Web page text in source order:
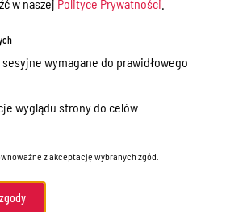
Ostródzkim
w naszej Polityce Prywatności
wymagane do prawidłowego
wyglądu strony do celów
z akceptację wybranych zgód.